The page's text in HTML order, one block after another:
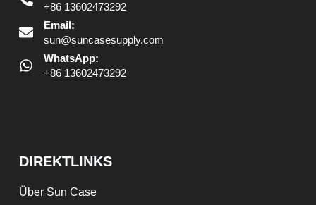
+86 13602473292
Email:
sun@suncasesupply.com
WhatsApp:
+86 13602473292
DIREKTLINKS
Über Sun Case